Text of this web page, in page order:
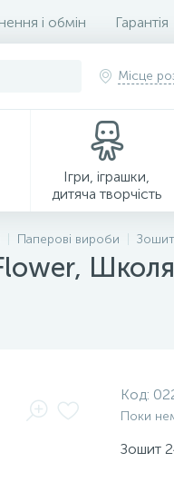
і обмін Гарантія
Місце
Ігри, іграшки,
дитяча творчість
Паперові вироби
Код:
Поки
Зошит